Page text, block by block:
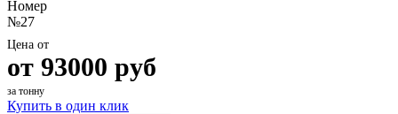
Номер
№27
Цена от
от 93000 руб
за тонну
Купить в один клик